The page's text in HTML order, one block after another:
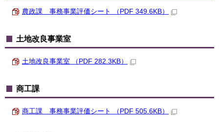
農政課 事務事業評価シート （PDF 349.6KB）
土地改良事業室
土地改良事業室 （PDF 282.3KB）
商工課
商工課 事務事業評価シート （PDF 505.6KB）